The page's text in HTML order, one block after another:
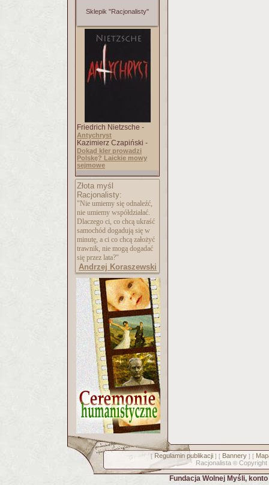
Sklepik "Racjonalisty"
Friedrich Nietzsche -
Antychryst
Kazimierz Czapiński -
Dokąd kler prowadzi
Polskę? Laickie mowy
sejmowe
Złota myśl
Racjonalisty:
"Nie umiemy się odnaleźć,
nie umiemy współdziałać.
Dlaczego ci, co chcą ukraść
samochód dogadują się w
minutę, a ci co chcą założyć
trawnik, nie mogą dogadać
się przez lata?"
Andrzej Koraszewski
[ Regulamin publikacji] [ Bannery] [
Racjonalista © Copyright
Fundacja Wolnej Myśli,